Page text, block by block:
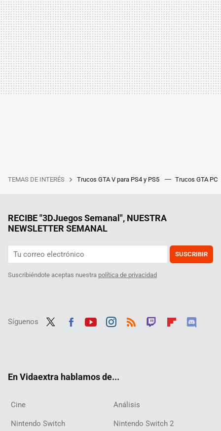
TEMAS DE INTERÉS Trucos GTA V para PS4 y PS5 Trucos GTA PC
RECIBE "3DJuegos Semanal", NUESTRA
NEWSLETTER SEMANAL
SUSCRIBIR
Suscribiéndote aceptas nuestra política de privacidad
Síguenos
En Vidaextra hablamos de...
Cine Análisis
Nintendo Switch Nintendo Switch 2